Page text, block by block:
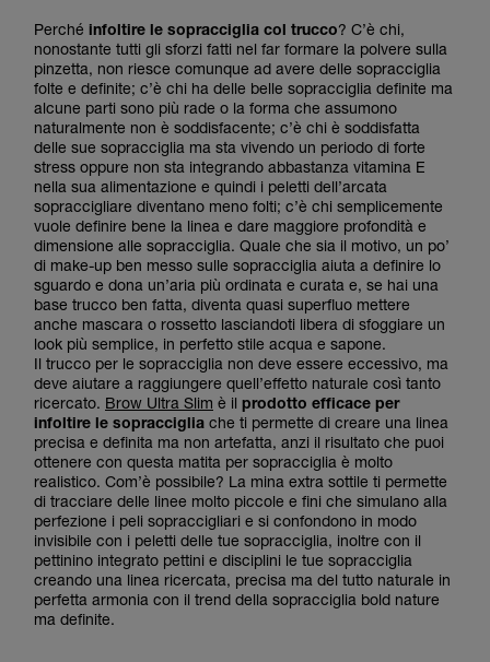
Perché infoltire le sopracciglia col trucco? C’è chi,
nonostante tutti gli sforzi fatti nel far formare la polvere sulla
pinzetta, non riesce comunque ad avere delle sopracciglia
folte e definite; c’è chi ha delle belle sopracciglia definite ma
alcune parti sono più rade o la forma che assumono
naturalmente non è soddisfacente; c’è chi è soddisfatta
delle sue sopracciglia ma sta vivendo un periodo di forte
stress oppure non sta integrando abbastanza vitamina E
nella sua alimentazione e quindi i peletti dell’arcata
sopraccigliare diventano meno folti; c’è chi semplicemente
vuole definire bene la linea e dare maggiore profondità e
dimensione alle sopracciglia. Quale che sia il motivo, un po’
di make-up ben messo sulle sopracciglia aiuta a definire lo
sguardo e dona un’aria più ordinata e curata e, se hai una
base trucco ben fatta, diventa quasi superfluo mettere
anche mascara o rossetto lasciandoti libera di sfoggiare un
look più semplice, in perfetto stile acqua e sapone.
Il trucco per le sopracciglia non deve essere eccessivo, ma
deve aiutare a raggiungere quell’effetto naturale così tanto
ricercato. Brow Ultra Slim è il prodotto efficace per
infoltire le sopracciglia che ti permette di creare una linea
precisa e definita ma non artefatta, anzi il risultato che puoi
ottenere con questa matita per sopracciglia è molto
realistico. Com’è possibile? La mina extra sottile ti permette
di tracciare delle linee molto piccole e fini che simulano alla
perfezione i peli sopraccigliari e si confondono in modo
invisibile con i peletti delle tue sopracciglia, inoltre con il
pettinino integrato pettini e disciplini le tue sopracciglia
creando una linea ricercata, precisa ma del tutto naturale in
perfetta armonia con il trend della sopracciglia bold nature
ma definite.